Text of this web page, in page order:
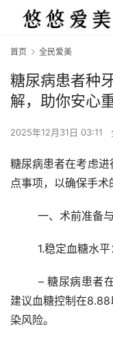
首页 全民爱美
糖尿病患者种
解，助你安心
2025年12月31日 03:11
糖尿病患者在考虑
点事项，以确保手术
一、术前准备
1.稳定血糖水平
建议血糖控制在
染风险。